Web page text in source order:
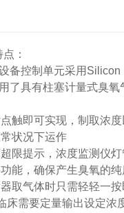
：
备控制单元采用
了具有柱塞计量式臭
触即可实现，制取浓
状况下运作
限提示，浓度监测仪
能，确保产生臭氧的纯
取气体时只需轻轻一
床需要定量输出设定浓